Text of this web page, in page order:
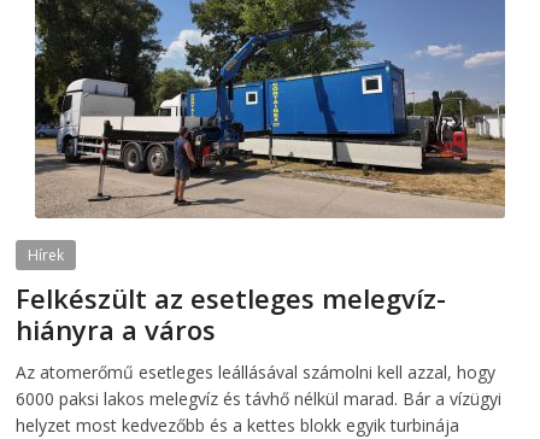
Hírek
Felkészült az esetleges melegvíz-
hiányra a város
Az atomerőmű esetleges leállásával számolni kell azzal, hogy
6000 paksi lakos melegvíz és távhő nélkül marad. Bár a vízügyi
helyzet most kedvezőbb és a kettes blokk egyik turbinája